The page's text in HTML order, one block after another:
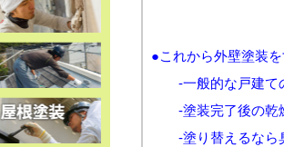
●これから外壁塗装
-一般的な戸建て
-塗装完了後の乾燥
-塗り替えるなら